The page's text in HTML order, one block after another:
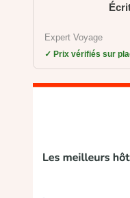
Expert Voyage
✓ Prix vérifiés sur